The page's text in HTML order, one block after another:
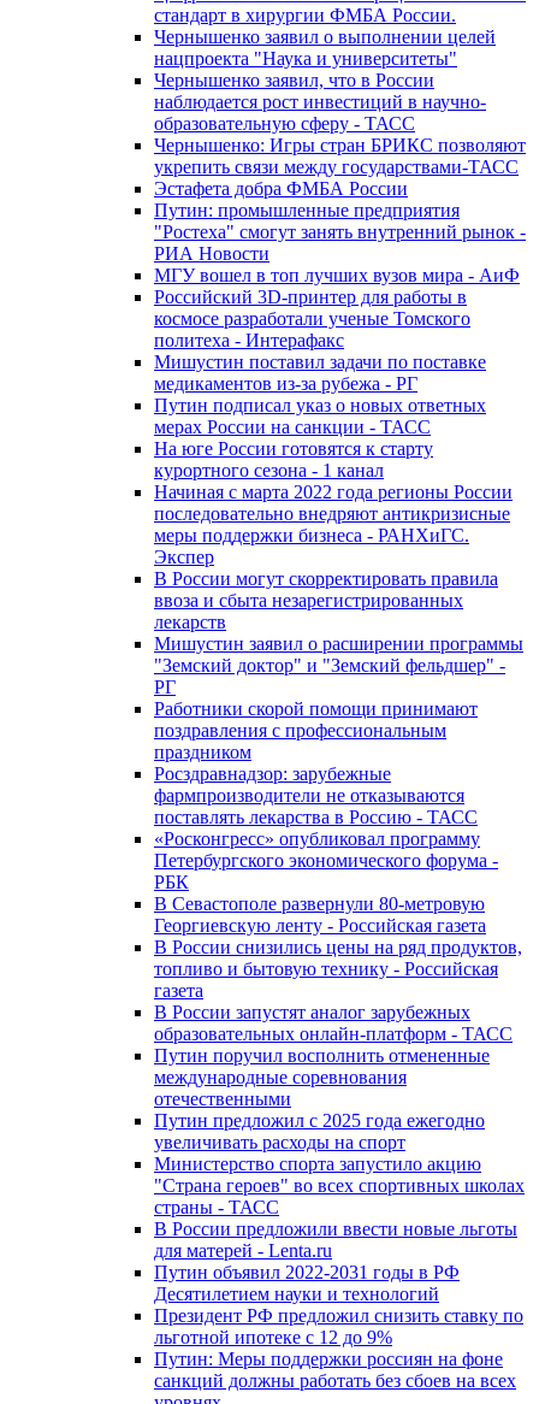
стандарт в хирургии ФМБА России.
Чернышенко заявил о выполнении целей
нацпроекта "Наука и университеты"
Чернышенко заявил, что в России
наблюдается рост инвестиций в научно-
образовательную сферу - ТАСС
Чернышенко: Игры стран БРИКС позволяют
укрепить связи между государствами-ТАСС
Эстафета добра ФМБА России
Путин: промышленные предприятия
"Ростеха" смогут занять внутренний рынок -
РИА Новости
МГУ вошел в топ лучших вузов мира - АиФ
Российский 3D-принтер для работы в
космосе разработали ученые Томского
политеха - Интерафакс
Мишустин поставил задачи по поставке
медикаментов из-за рубежа - РГ
Путин подписал указ о новых ответных
мерах России на санкции - ТАСС
На юге России готовятся к старту
курортного сезона - 1 канал
Начиная с марта 2022 года регионы России
последовательно внедряют антикризисные
меры поддержки бизнеса - РАНХиГС.
Экспер
В России могут скорректировать правила
ввоза и сбыта незарегистрированных
лекарств
Мишустин заявил о расширении программы
"Земский доктор" и "Земский фельдшер" -
РГ
Работники скорой помощи принимают
поздравления с профессиональным
праздником
Росздравнадзор: зарубежные
фармпроизводители не отказываются
поставлять лекарства в Россию - ТАСС
«Росконгресс» опубликовал программу
Петербургского экономического форума -
РБК
В Севастополе развернули 80-метровую
Георгиевскую ленту - Российская газета
В России снизились цены на ряд продуктов,
топливо и бытовую технику - Российская
газета
В России запустят аналог зарубежных
образовательных онлайн-платформ - ТАСС
Путин поручил восполнить отмененные
международные соревнования
отечественными
Путин предложил с 2025 года ежегодно
увеличивать расходы на спорт
Министерство спорта запустило акцию
"Страна героев" во всех спортивных школах
страны - ТАСС
В России предложили ввести новые льготы
для матерей - Lenta.ru
Путин объявил 2022-2031 годы в РФ
Десятилетием науки и технологий
Президент РФ предложил снизить ставку по
льготной ипотеке с 12 до 9%
Путин: Меры поддержки россиян на фоне
санкций должны работать без сбоев на всех